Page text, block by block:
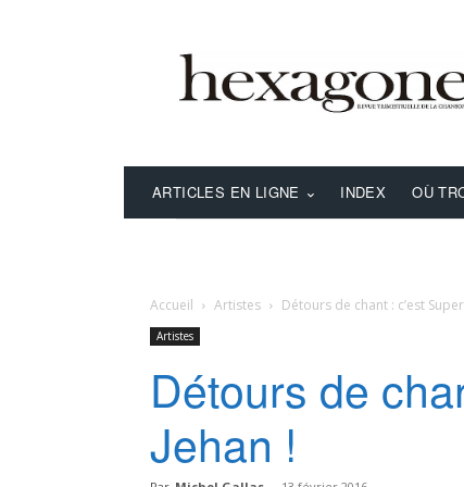
ARTICLES EN LIGNE INDEX OÙ
Accueil Artistes Détours de chant : c’est Super
Artistes
Détours de
Jehan !